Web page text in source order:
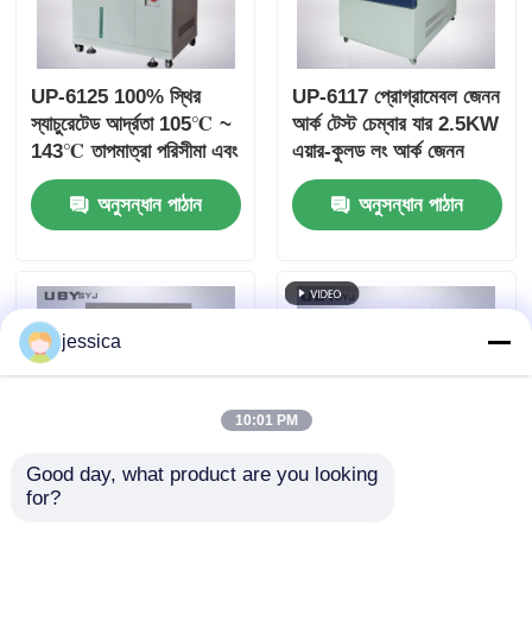
UP-6125 100% স্থির
স্যাচুরেটেড আর্দ্রতা 105℃ ~
143℃ তাপমাত্রা পরিসীমা এবং
0.05~ 0.30MPa কাজের
চাপ সহ ত্বরিত বার্ধক্য পরীক্ষা
চেম্বার
অনুসন্ধান পাঠান
UP-6117 প্রোগ্রামেবল জেনন
আর্ক টেস্ট চেম্বার যার 2.5KW
এয়ার-কুলড লং আর্ক জেনন
ল্যাম্প ISO এবং ASTM
কমপ্লায়েন্ট এজিং টেস্টের জন্য
অনুসন্ধান পাঠান
jessica
10:01 PM
Good day, what product are you looking
for?